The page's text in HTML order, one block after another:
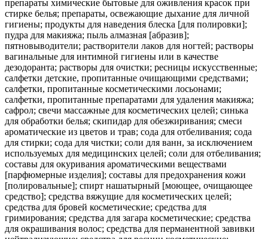
препараты химические бытовые для оживления красок при
стирке белья; препараты, освежающие дыхание для личной
гигиены; продукты для наведения блеска [для полировки];
пудра для макияжа; пыль алмазная [абразив];
пятновыводители; растворители лаков для ногтей; растворы
вагинальные для интимной гигиены или в качестве
дезодоранта; растворы для очистки; ресницы искусственные;
салфетки детские, пропитанные очищающими средствами;
салфетки, пропитанные косметическими лосьонами;
салфетки, пропитанные препаратами для удаления макияжа;
сафрол; свечи массажные для косметических целей; синька
для обработки белья; скипидар для обезжиривания; смеси
ароматические из цветов и трав; сода для отбеливания; сода
для стирки; сода для чистки; соли для ванн, за исключением
используемых для медицинских целей; соли для отбеливания;
составы для окуривания ароматическими веществами
[парфюмерные изделия]; составы для предохранения кожи
[полировальные]; спирт нашатырный [моющее, очищающее
средство]; средства вяжущие для косметических целей;
средства для бровей косметические; средства для
гримирования; средства для загара косметические; средства
для окрашивания волос; средства для перманентной завивки